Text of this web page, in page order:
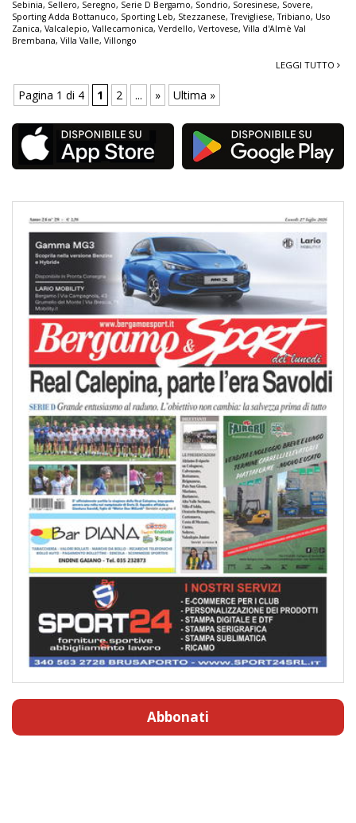
Sebinia, Sellero, Seregno, Serie D Bergamo, Sondrio, Soresinese, Sovere,
Sporting Adda Bottanuco, Sporting Leb, Stezzanese,Trevigliese,Tribiano, Uso
Zanica, Valcalepio, Vallecamonica, Verdello, Vertovese, Villa d'Almè Val
Brembana, Villa Valle, Villongo
LEGGI TUTTO
Pagina 1 di 4 1 2 ... » Ultima »
Abbonati